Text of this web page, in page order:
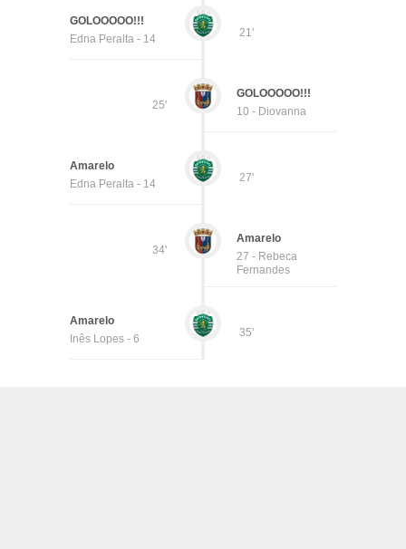
21'
GOLOOOOO!!!
Edna Peralta - 14
25'
GOLOOOOO!!!
10 - Diovanna
27'
Amarelo
Edna Peralta - 14
34'
Amarelo
27 - Rebeca
Fernandes
35'
Amarelo
Inês Lopes - 6